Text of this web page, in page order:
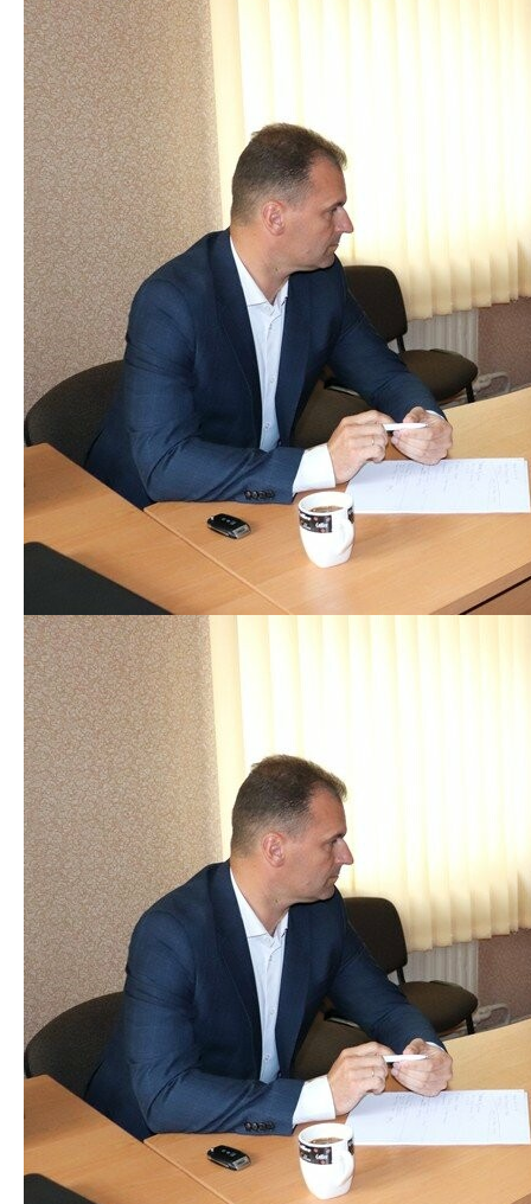
Пенсіонери, які проживають на вулиці Львівській,
просили облаштувати зупинку на вимогу біля
магазину «Керамакс», цікавились, коли відбудеться
ремонт прибудинкової території та встановлять
новий майданчик біля 5-поверхового будинку на
Луцькій, 109, а також висловлювались проти
будівництва готелю на вулиці Драгоманова.
Окрім телефонних дзвінків та повідомлень,
відбулось і живе спілкування Ігоря Пальонки з
громадянами, які вирішили поставити свої питання
особисто, завітавши до редакції.
Усі питання та зауваження взяли до уваги, стосовно
тих, які м
ожна вирішити більш оперативно, міський голова
просто в редакції надав відповідні доручення
керівникам профільних відділів.
Источник:0332.ua
У волинянина посеред ночі
викрали мотоцикл: просять
допомогти розшукати
Предыдущая запись
У Луцьку зник юнак. Фото
Следующая запись
Добавить комментарий
Ваш адрес email не будет опубликован.Обязательные
поля помечены*